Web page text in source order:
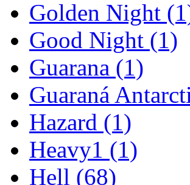
Golden Night
Good Night (1)
Guarana (1)
Guaraná
Hazard (1)
Heavy1 (1)
Hell (68)